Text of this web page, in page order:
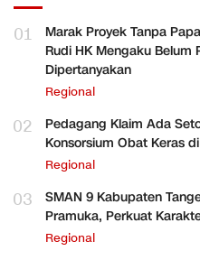
01
Marak Proyek Tanpa
Rudi HK Mengaku Belum
Dipertanyakan
Regional
02
Pedagang Klaim Ada
Konsorsium Obat Keras
Regional
03
SMAN 9 Kabupaten
Pramuka, Perkuat
Regional